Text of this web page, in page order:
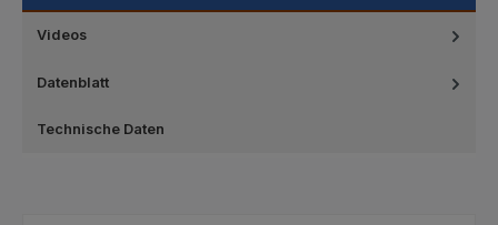
Videos
Datenblatt
Technische Daten